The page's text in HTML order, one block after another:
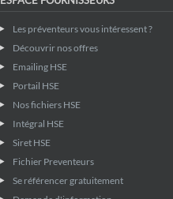
Les préventeurs vous intéressent ?
Découvrir nos offres
Emailing HSE
Portail HSE
Nos fichiers HSE
Intégral HSE
Siret HSE
Fichier Preventeurs
Se référencer gratuitement